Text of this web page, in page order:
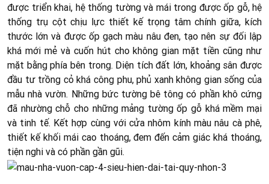
được triển khai, hệ thống tường và mái trong được ốp gỗ, hệ
thống trụ cột chịu lực thiết kế trọng tâm chính giữa, kích
thước lớn và được ốp gạch màu nâu đen, tạo nên sự đối lập
khá mới mẻ và cuốn hút cho không gian mặt tiền cũng như
mặt bằng phía bên trong. Diện tích đất lớn, khoảng sân được
đầu tư trồng cỏ khá công phu, phủ xanh không gian sống của
mẫu nhà vườn. Những bức tường bê tông có phần khô cứng
đã nhường chỗ cho những mảng tường ốp gỗ khá mềm mại
và tinh tế. Kết hợp cùng với cửa nhôm kính màu nâu cà phê,
thiết kế khối mái cao thoáng, đem đến cảm giác khá thoáng,
tiện nghi và có phần gần gũi.